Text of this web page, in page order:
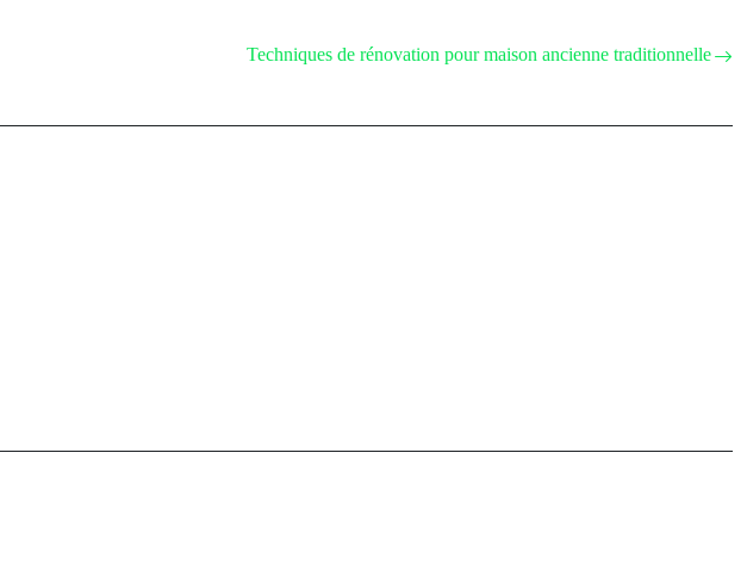
Techniques de rénovation pour maison ancienne traditionnelle